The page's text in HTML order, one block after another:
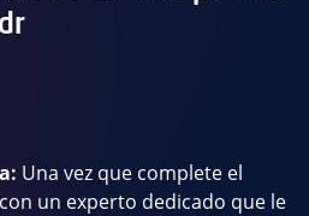
Una vez que complete el
un experto dedicado que le